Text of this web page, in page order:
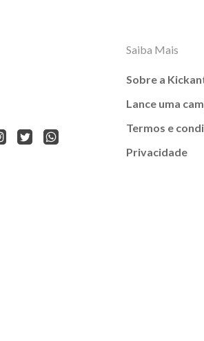
Saiba Mais
Sobre a
Lance uma
Termos e
Privacidade